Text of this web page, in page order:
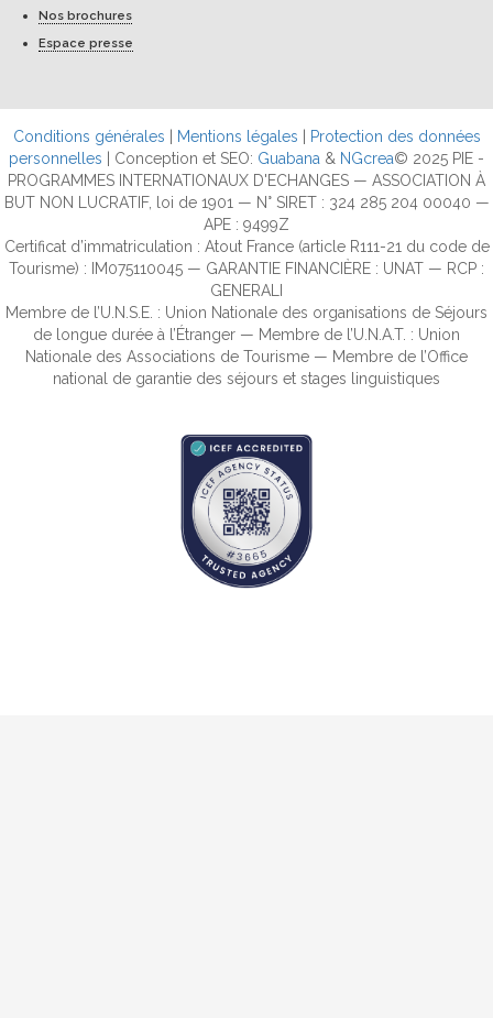
Nos brochures
Espace presse
Conditions générales Mentions légales
Protection des données
personnelles | Conception et SEO: Guabana & NGcrea© 2025 PIE -
PROGRAMMES INTERNATIONAUX D'ECHANGES — ASSOCIATION À
BUT NON LUCRATIF, loi de 1901 — N° SIRET : 324 285 204 00040 —
APE : 9499Z
Certificat d’immatriculation : Atout France (article R111-21 du code de
Tourisme) : IM075110045 — GARANTIE FINANCIÈRE : UNAT — RCP :
GENERALI
Membre de l’U.N.S.E. : Union Nationale des organisations de Séjours
de longue durée à l’Étranger — Membre de l’U.N.A.T. : Union
Nationale des Associations de Tourisme — Membre de l’Office
national de garantie des séjours et stages linguistiques